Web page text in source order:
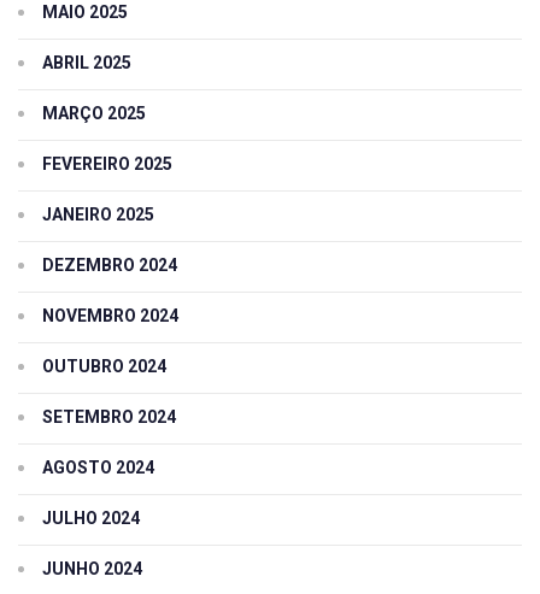
MAIO 2025
ABRIL 2025
MARÇO 2025
FEVEREIRO 2025
JANEIRO 2025
DEZEMBRO 2024
NOVEMBRO 2024
OUTUBRO 2024
SETEMBRO 2024
AGOSTO 2024
JULHO 2024
JUNHO 2024